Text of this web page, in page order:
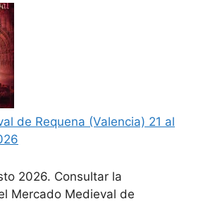
de Requena (Valencia) 21 al
2026. Consultar la
Mercado Medieval de